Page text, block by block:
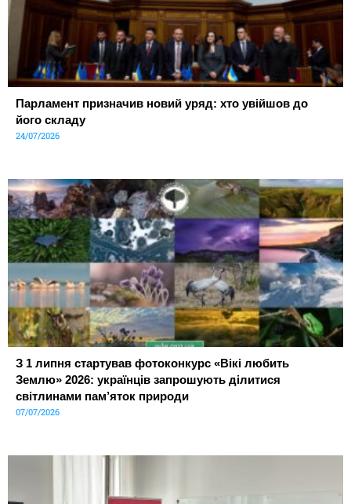
Парламент призначив новий уряд: хто увійшов до
його складу
24/07/2026
З 1 липня стартував фотоконкурс «Вікі любить
Землю» 2026: українців запрошують ділитися
світлинами пам’яток природи
07/07/2026